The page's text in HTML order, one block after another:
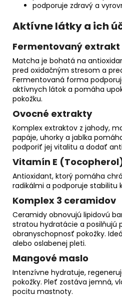
podporuje zdravý a
Aktívne látky a ich
Fermentovaný
Matcha je bohatá na
pred oxidačným stresom a
Fermentovaná forma
aktívnych látok a pomáha
pokožku.
Ovocné extrakty
Komplex extraktov z jahody,
papáje, uhorky a jablka
podporiť jej vitalitu a dodať
Vitamín E
Antioxidant, ktorý pomáha
radikálmi a podporuje stabilitu
Komplex 3 ceramidov
Ceramidy obnovujú lipidovú
stratou hydratácie a posilňujú
obranyschopnosť pokožky.
alebo oslabenej pleti.
Mangové maslo
Intenzívne hydratuje,
pokožky. Pleť zostáva jemná,
pocitu mastnoty.